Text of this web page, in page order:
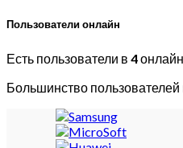
Пользователи онлайн
Есть пользователи в 4
Большинство пользователей